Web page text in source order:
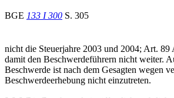
BGE 133 I 300 S. 305
nicht die Steuerjahre 2003 und 2004; Art. 89
damit den Beschwerdeführern nicht weiter.
Beschwerde ist nach dem Gesagten wegen
Beschwerdeerhebung nicht einzutreten.